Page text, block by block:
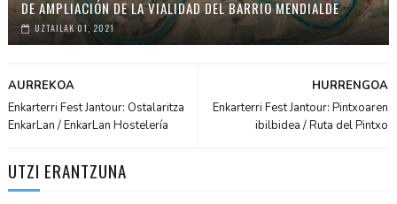
DE AMPLIACIÓN DE LA VIALIDAD DEL BARRIO MENDIALDE
UZTAILAK 01, 2021
HURRENGOA
Enkarterri Fest Jantour: Pintxoaren
ibilbidea / Ruta del Pintxo
AURREKOA
Enkarterri Fest Jantour: Ostalaritza
EnkarLan / EnkarLan Hostelería
UTZI ERANTZUNA